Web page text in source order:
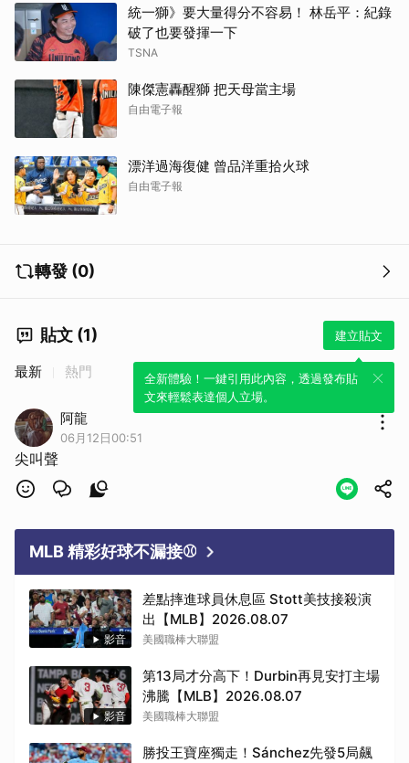
統一獅》要大量得分不容易！ 林岳平：紀錄
破了也要發揮一下
TSNA
陳傑憲轟醒獅 把天母當主場
自由電子報
漂洋過海復健 曾品洋重拾火球
自由電子報
轉發 (0)
貼文 (1) 建立貼文
全新體驗！一鍵引用此內容，透過發布貼
文來輕鬆表達個人立場。
最新 熱門
阿龍
06月12日00:51
尖叫聲
MLB 精彩好球不漏接⚾
影音
差點摔進球員休息區 Stott美技接殺演
出【MLB】2026.08.07
美國職棒大聯盟
影音
第13局才分高下！Durbin再見安打主場
沸騰【MLB】2026.08.07
美國職棒大聯盟
勝投王寶座獨走！Sánchez先發5局飆